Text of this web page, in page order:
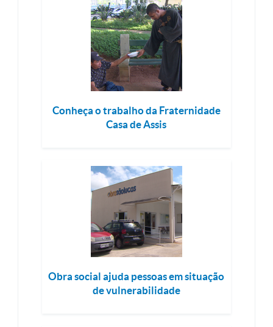
Conheça o trabalho da Fraternidade
Casa de Assis
Obra social ajuda pessoas em situação
de vulnerabilidade